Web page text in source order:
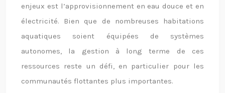
enjeux est l’approvisionnement en eau douce et en
électricité. Bien que de nombreuses habitations
aquatiques soient équipées de systèmes
autonomes, la gestion à long terme de ces
ressources reste un défi, en particulier pour les
communautés flottantes plus importantes.